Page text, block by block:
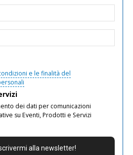
e le finalità del
dei dati per comunicazioni
su Eventi, Prodotti e Servizi